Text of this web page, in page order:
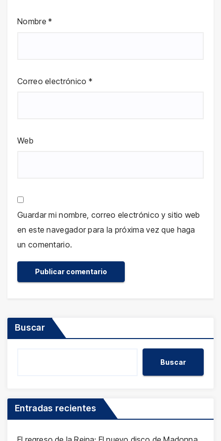
Nombre*
Correo electrónico *
Web
Guardar mi nombre, correo electrónico y sitio web
en este navegador para la próxima vez que haga
un comentario.
Buscar
Buscar
Entradas recientes